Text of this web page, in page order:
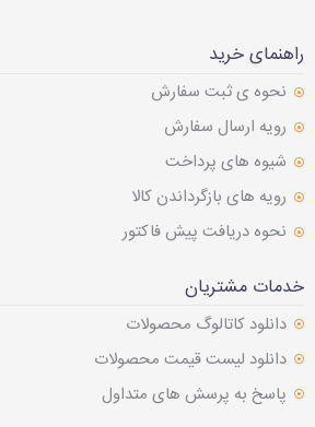
راهنمای خرید
نحوه ی ثبت سفارش
رویه ارسال سفارش
شیوه های پرداخت
رویه های بازگرداندن کالا
نحوه دریافت پیش فاکتور
خدمات مشتریان
دانلود کاتالوگ محصولات
دانلود لیست قیمت محصولات
پاسخ به پرسش های متداول